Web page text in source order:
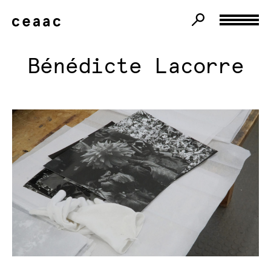
Bénédicte Lacorre